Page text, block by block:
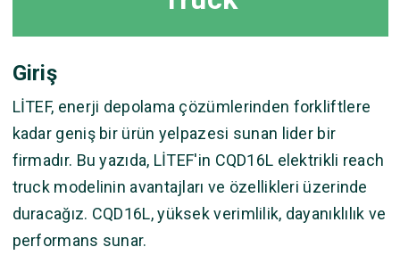
Giriş
LİTEF, enerji depolama çözümlerinden forkliftlere
kadar geniş bir ürün yelpazesi sunan lider bir
firmadır. Bu yazıda, LİTEF'in CQD16L elektrikli reach
truck modelinin avantajları ve özellikleri üzerinde
duracağız. CQD16L, yüksek verimlilik, dayanıklılık ve
performans sunar.